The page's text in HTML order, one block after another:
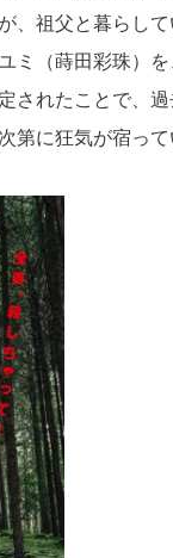
、祖父と暮らし
（蒔田彩珠）を
されたことで、
に狂気が宿っ